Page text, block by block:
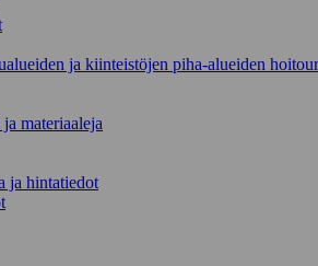
ja kiinteistöjen piha-alueiden
materiaaleja
ja hintatiedot